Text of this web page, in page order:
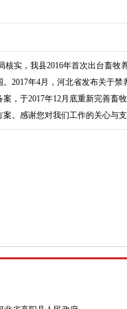
实，我县2016年首次出台畜牧
2017年4月，河北省发布关于
，于2017年12月底重新完善畜
。感谢您对我们工作的关心与支